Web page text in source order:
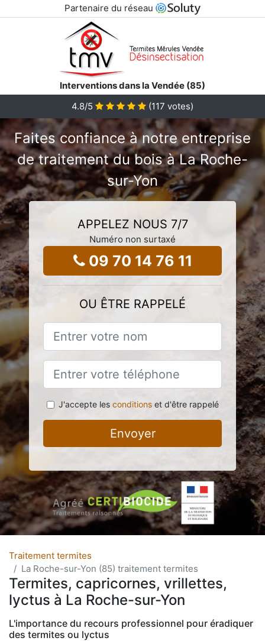
Partenaire du réseau
Interventions dans la Vendée (85)
4.8/5
(117 votes)
Faites confiance à notre entreprise
de traitement du bois à La Roche-
sur-Yon
APPELEZ NOUS 7/7
Numéro non surtaxé
09 70 14 76 11
OU ÊTRE RAPPELÉ
J'accepte les conditionset d'être rappelé
Envoyer
Traitement termites
La Roche-sur-Yon (85) traitement termites
Termites, capricornes, vrillettes,
lyctus à La Roche-sur-Yon
L'importance du recours professionnel pour éradiquer
des termites ou lyctus